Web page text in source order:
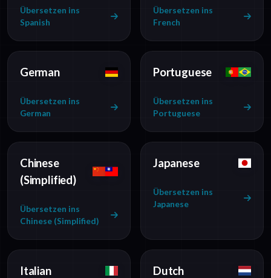
Übersetzen ins
Spanish
Übersetzen ins
French
German
Übersetzen ins
German
Portuguese
Übersetzen ins
Portuguese
Chinese
(Simplified)
Übersetzen ins
Chinese (Simplified)
Japanese
Übersetzen ins
Japanese
Italian Dutch